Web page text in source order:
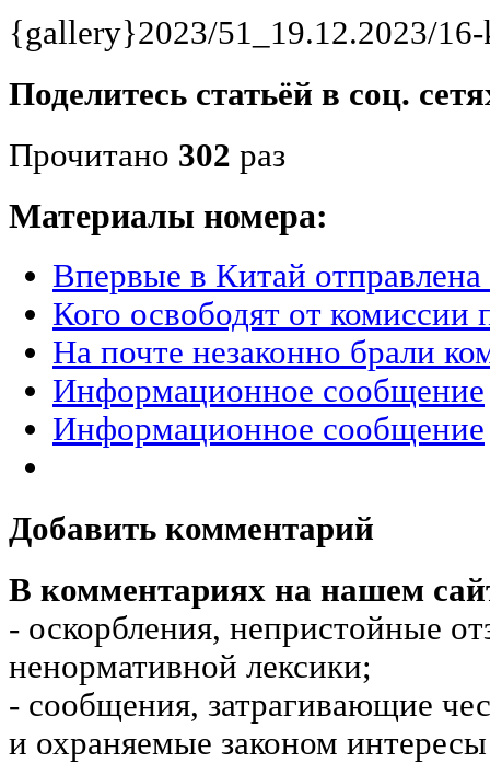
{gallery}2023/51_19.12.2023/
Поделитесь статьёй в соц.
Прочитано 302 раз
Материалы номера:
Впервые в Китай
Кого освободят от
На почте незаконно брали
Информационное сообщение
Информационное сообщение
Добавить комментарий
В комментариях на нашем
- оскорбления, непристойные
ненормативной лексики;
- сообщения, затрагивающие
и охраняемые законом